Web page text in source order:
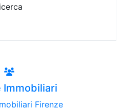
Immobiliari
Firenze